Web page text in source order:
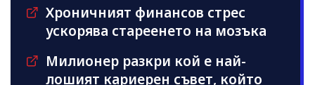
Хроничният финансов стрес
ускорява стареенето на мозъка
Милионер разкри кой е най-
лошият кариерен съвет, който